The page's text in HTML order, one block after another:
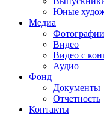
Юные
Медиа
Фотографии
Видео
Видео с
Аудио
Фонд
Документы
Отчетность
Контакты